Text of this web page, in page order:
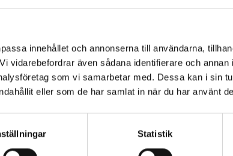
innehållet och annonserna till användarna,
vidarebefordrar även sådana identifierare och annan
som vi samarbetar med. Dessa kan i sin
eller som de har samlat in när du har använt
Statistik